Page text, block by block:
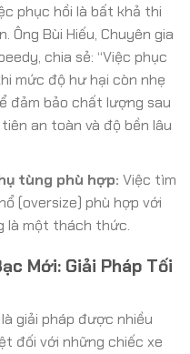
phục hồi là bất khả thi
Ông Bùi Hiếu, Chuyên gia
chia sẻ: “Việc phục
mức độ hư hại còn nhẹ
đảm bảo chất lượng sau
an toàn và độ bền lâu
tùng phù hợp: Việc tìm
(oversize) phù hợp với
là một thách thức.
Mới: Giải Pháp Tối
giải pháp được nhiều
đối với những chiếc xe